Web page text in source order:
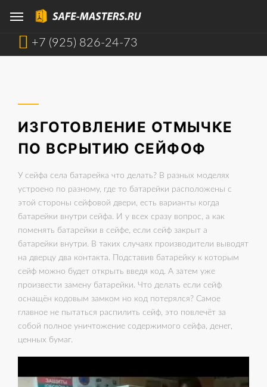
+7 (925) 826-24-73
ИЗГОТОВЛЕНИЕ ОТМЫЧКЕ
ПО ВСРЫТИЮ СЕЙФОФ
У сейфа села батарейка что делать? В разных моделях
устроено по разному, где то батарейки расположены с
этой стороны сейфовой двери, есть варианты когда
батарейки внутри сейфа. И у всех сразу вопрос, а как
поменять батарейки в сейфе, если сейф закрыт а
батарейки внутри. В таких случаях производители выводят
на дверцу два контакта. Подставив батарейку к которым
сейф можно будет открыть введя код. А затем уже
произвести замену батарейки. Что делать если сейф
оснащён кодовым замком но код потерялся? Самое
главное не пытаться распилить сейф, это повлечёт за
собой полное уничтожение содержимого сейфа, денег,
ценных бумаг.